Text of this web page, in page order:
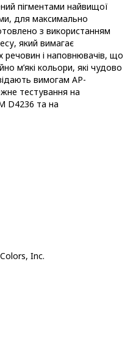
пігментами найвищої
для максимально
з використанням
який вимагає
речовин і наповнювачів, що
м’які кольори, які чудово
вимогам AP-
тестування на
D4236 та на
Inc.